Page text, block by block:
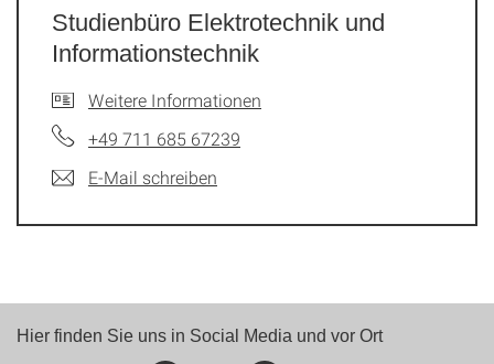
Studienbüro Elektrotechnik und
Informationstechnik
Weitere Informationen
+49 711 685 67239
E-Mail schreiben
Hier finden Sie uns in Social Media und vor Ort